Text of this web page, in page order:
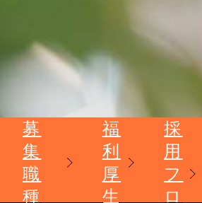
募
集
職
種
福
利
厚
生
採
用
フ
ロ